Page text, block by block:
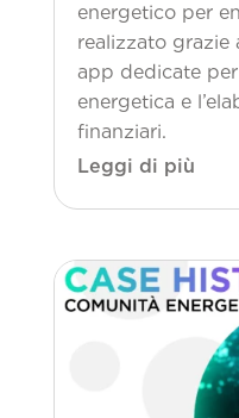
energetico per
realizzato
app dedicate
energetica e
finanziari.
Leggi di più